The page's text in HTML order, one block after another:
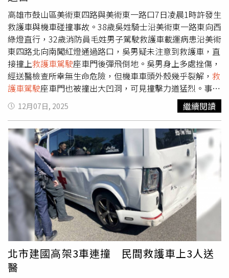
高雄市鼓山區美術東四路與美術東一路口7日凌晨1時許發生
救護車與機車碰撞事故。38歲吳姓騎士沿美術東一路東向西
綠燈直行，32歲消防員毛姓男子駕駛救護車載運病患沿美術
東四路北向南闖紅燈通過路口，吳男疑未注意到救護車，直
接撞上救護車駕駛座車門後彈飛倒地。吳男身上多處挫傷，
經送醫檢查所幸無生命危險，但機車車頭外殼幾乎裂解， 救
護車駕駛座車門也被撞出大凹洞，可見撞擊力道猛烈。事發
後，消防局緊急派遣另一輛救護車，將原車上的病患及受傷
騎士一併送醫。警方表示，雙方均無酒駕情事，詳細肇事原
因將由交通大隊調查釐清。
12月07日, 2025 繼續閱讀
北市建國高架3車連撞 民間救護車上3人送
醫